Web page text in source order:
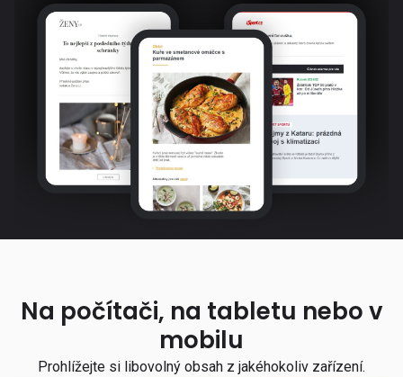
Na počítači, na tabletu nebo v
mobilu
Prohlížejte si libovolný obsah z jakéhokoliv zařízení.